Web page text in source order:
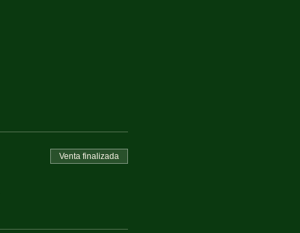
Venta finalizada